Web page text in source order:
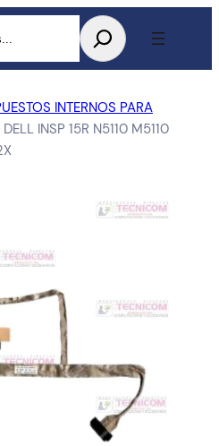
INTERNOS PARA
INSP 15R N5110 M5110